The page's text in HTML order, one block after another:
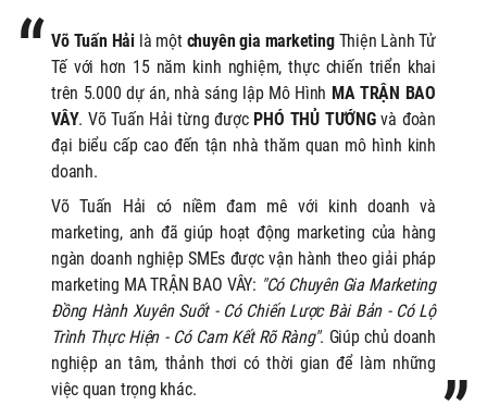
Võ Tuấn Hảilà một chuyên gia marketingThiện Lành Tử
Tế với hơn 15 năm kinh nghiệm, thực chiến triển khai
trên 5.000 dự án, nhà sáng lập Mô Hình MA TRẬN BAO
VÂY. Võ Tuấn Hải từng được PHÓ THỦ TƯỚNGvà đoàn
đại biểu cấp cao đến tận nhà thăm quan mô hình kinh
doanh.
Võ Tuấn Hải có niềm đam mê với kinh doanh và
marketing, anh đã giúp hoạt động marketing của hàng
ngàn doanh nghiệp SMEs được vận hành theo giải pháp
marketing MA TRẬN BAO VÂY: "Có Chuyên Gia Marketing
Đồng Hành Xuyên Suốt - Có Chiến Lược Bài Bản - Có Lộ
Trình Thực Hiện - Có Cam Kết Rõ Ràng". Giúp chủ doanh
nghiệp an tâm, thảnh thơi có thời gian để làm những
việc quan trọng khác.